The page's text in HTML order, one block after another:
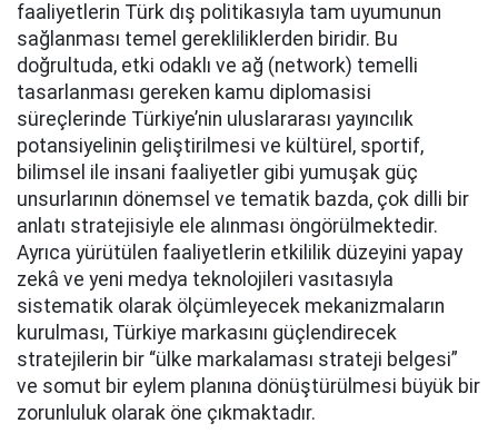
faaliyetlerin Türk dış politikasıyla tam uyumunun
sağlanması temel gerekliliklerden biridir. Bu
doğrultuda, etki odaklı ve ağ (network) temelli
tasarlanması gereken kamu diplomasisi
süreçlerinde Türkiye’nin uluslararası yayıncılık
potansiyelinin geliştirilmesi ve kültürel, sportif,
bilimsel ile insani faaliyetler gibi yumuşak güç
unsurlarının dönemsel ve tematik bazda, çok dilli bir
anlatı stratejisiyle ele alınması öngörülmektedir.
Ayrıca yürütülen faaliyetlerin etkililik düzeyini yapay
zekâ ve yeni medya teknolojileri vasıtasıyla
sistematik olarak ölçümleyecek mekanizmaların
kurulması, Türkiye markasını güçlendirecek
stratejilerin bir “ülke markalaması strateji belgesi”
ve somut bir eylem planına dönüştürülmesi büyük bir
zorunluluk olarak öne çıkmaktadır.